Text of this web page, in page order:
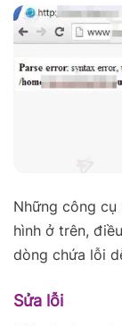
Những công
hình ở trên,
dòng chứa lỗi
Sửa lỗi